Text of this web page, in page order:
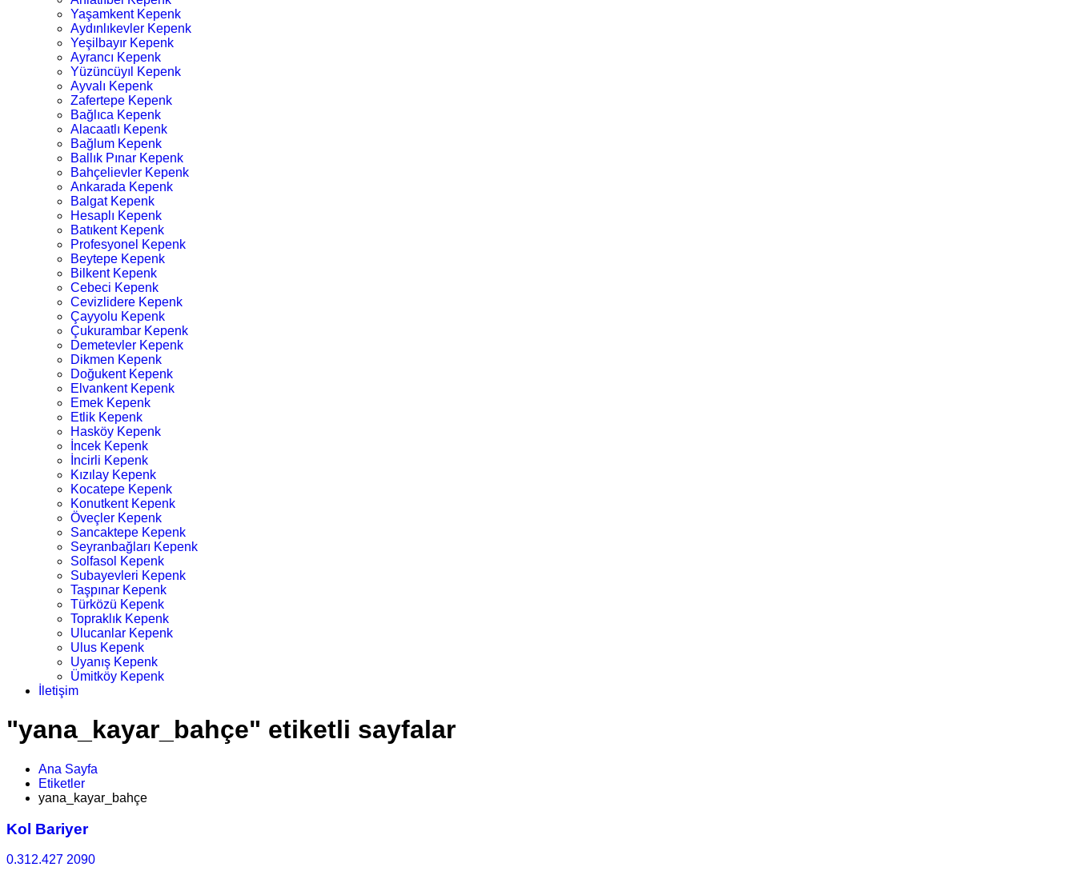
Yaşamkent Kepenk
Aydınlıkevler Kepenk
Yeşilbayır Kepenk
Ayrancı Kepenk
Yüzüncüyıl Kepenk
Ayvalı Kepenk
Zafertepe Kepenk
Bağlıca Kepenk
Alacaatlı Kepenk
Bağlum Kepenk
Ballık Pınar Kepenk
Bahçelievler Kepenk
Ankarada Kepenk
Balgat Kepenk
Hesaplı Kepenk
Batıkent Kepenk
Profesyonel Kepenk
Beytepe Kepenk
Bilkent Kepenk
Cebeci Kepenk
Cevizlidere Kepenk
Çayyolu Kepenk
Çukurambar Kepenk
Demetevler Kepenk
Dikmen Kepenk
Doğukent Kepenk
Elvankent Kepenk
Emek Kepenk
Etlik Kepenk
Hasköy Kepenk
İncek Kepenk
İncirli Kepenk
Kızılay Kepenk
Kocatepe Kepenk
Konutkent Kepenk
Öveçler Kepenk
Sancaktepe Kepenk
Seyranbağları Kepenk
Solfasol Kepenk
Subayevleri Kepenk
Taşpınar Kepenk
Türközü Kepenk
Topraklık Kepenk
Ulucanlar Kepenk
Ulus Kepenk
Uyanış Kepenk
Ümitköy Kepenk
İletişim
"yana_kayar_bahçe" etiketli sayfalar
Ana Sayfa
Etiketler
yana_kayar_bahçe
Kol Bariyer
0.312.427 2090